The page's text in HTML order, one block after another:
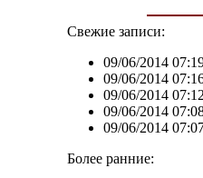
Свежие записи:
09/06/2014
09/06/2014
09/06/2014 07:12
09/06/2014
09/06/2014
Более ранние: